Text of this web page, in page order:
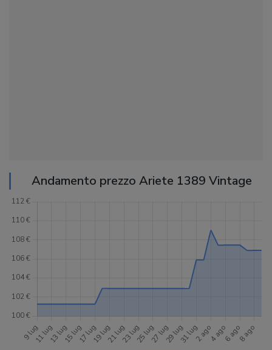
Andamento prezzo Ariete 1389 Vintage